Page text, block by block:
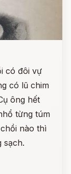
có đôi vự
có lũ chim
ông hết
từng túm
nào thì
sạch.